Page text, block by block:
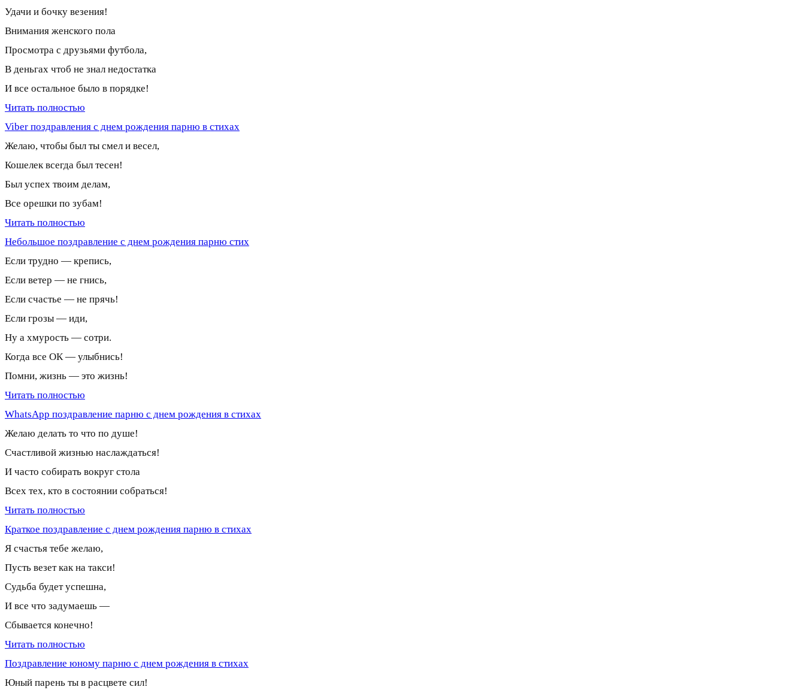
Удачи и бочку везения!
Внимания женского пола
Просмотра с друзьями футбола,
В деньгах чтоб не знал недостатка
И все остальное было в порядке!
Читать полностью
Viber поздравления с днем рождения парню в стихах
Желаю, чтобы был ты смел и весел,
Кошелек всегда был тесен!
Был успех твоим делам,
Все орешки по зубам!
Читать полностью
Небольшое поздравление с днем рождения парню стих
Если трудно — крепись,
Если ветер — не гнись,
Если счастье — не прячь!
Если грозы — иди,
Ну а хмурость — сотри.
Когда все ОК — улыбнись!
Помни, жизнь — это жизнь!
Читать полностью
WhatsApp поздравление парню с днем рождения в стихах
Желаю делать то что по душе!
Счастливой жизнью наслаждаться!
И часто собирать вокруг стола
Всех тех, кто в состоянии собраться!
Читать полностью
Краткое поздравление с днем рождения парню в стихах
Я счастья тебе желаю,
Пусть везет как на такси!
Судьба будет успешна,
И все что задумаешь —
Сбывается конечно!
Читать полностью
Поздравление юному парню с днем рождения в стихах
Юный парень ты в расцвете сил!